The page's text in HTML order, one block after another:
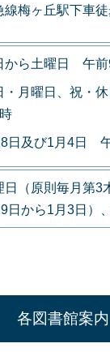
線梅ヶ丘駅下車
から土曜日 午前
・月曜日、祝・
日及び1月4日
日（原則毎月第3
日から1月3日）
各図書館案内